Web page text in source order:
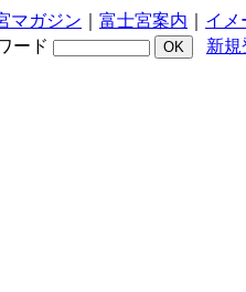
マガジン 富士宮案内
イメ
ード 新規